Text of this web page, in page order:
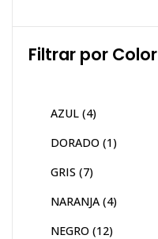
Filtrar por Color
AZUL (4)
DORADO (1)
GRIS (7)
NARANJA (4)
NEGRO (12)